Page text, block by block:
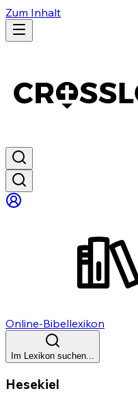
Zum Inhalt
Online-Bibellexikon
Im Lexikon suchen...
Hesekiel